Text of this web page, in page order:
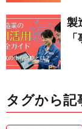
製
タグから記